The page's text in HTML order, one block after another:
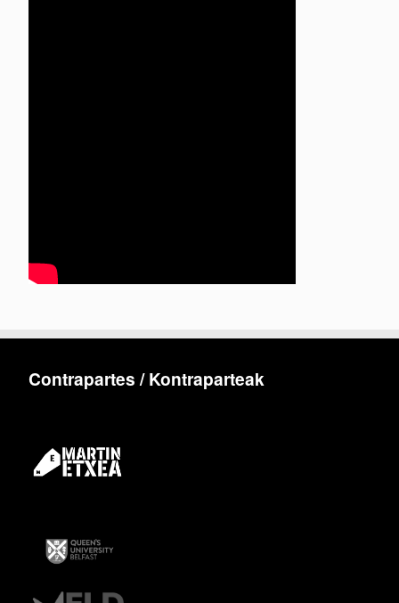
Contrapartes / Kontraparteak